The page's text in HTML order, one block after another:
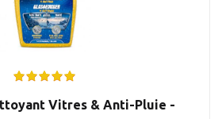
Vitres & Anti-Pluie -